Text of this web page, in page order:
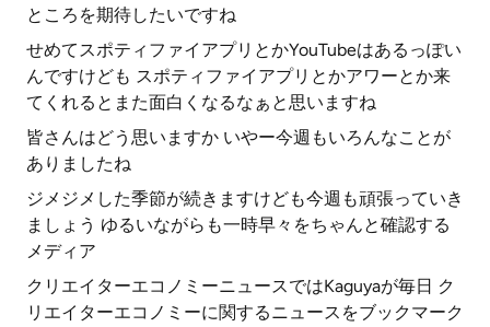
ところを期待したいですね
せめてスポティファイアプリとかYouTubeはあるっぽい
んですけども スポティファイアプリとかアワーとか来
てくれるとまた面白くなるなぁと思いますね
皆さんはどう思いますか いやー今週もいろんなことが
ありましたね
ジメジメした季節が続きますけども今週も頑張っていき
ましょう ゆるいながらも一時早々をちゃんと確認する
メディア
クリエイターエコノミーニュースではKaguyaが毎日 ク
リエイターエコノミーに関するニュースをブックマーク